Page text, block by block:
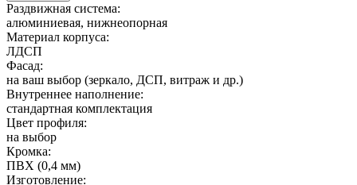
Раздвижная система:
алюминиевая, нижнеопорная
Материал корпуса:
ЛДСП
Фасад:
на ваш выбор (зеркало, ДСП, витраж и др.)
Внутреннее наполнение:
стандартная комплектация
Цвет профиля:
на выбор
Кромка:
ПВХ (0,4 мм)
Изготовление: